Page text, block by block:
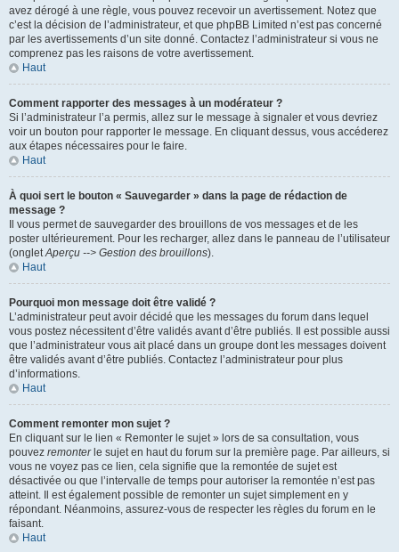
avez dérogé à une règle, vous pouvez recevoir un avertissement. Notez que
c’est la décision de l’administrateur, et que phpBB Limited n’est pas concerné
par les avertissements d’un site donné. Contactez l’administrateur si vous ne
comprenez pas les raisons de votre avertissement.
Haut
Comment rapporter des messages à un modérateur ?
Si l’administrateur l’a permis, allez sur le message à signaler et vous devriez
voir un bouton pour rapporter le message. En cliquant dessus, vous accéderez
aux étapes nécessaires pour le faire.
Haut
À quoi sert le bouton « Sauvegarder » dans la page de rédaction de
message ?
Il vous permet de sauvegarder des brouillons de vos messages et de les
poster ultérieurement. Pour les recharger, allez dans le panneau de l’utilisateur
(ongletAperçu --> Gestion des brouillons).
Haut
Pourquoi mon message doit être validé ?
L’administrateur peut avoir décidé que les messages du forum dans lequel
vous postez nécessitent d’être validés avant d’être publiés. Il est possible aussi
que l’administrateur vous ait placé dans un groupe dont les messages doivent
être validés avant d’être publiés. Contactez l’administrateur pour plus
d’informations.
Haut
Comment remonter mon sujet ?
En cliquant sur le lien « Remonter le sujet » lors de sa consultation, vous
pouvez remonterle sujet en haut du forum sur la première page. Par ailleurs, si
vous ne voyez pas ce lien, cela signifie que la remontée de sujet est
désactivée ou que l’intervalle de temps pour autoriser la remontée n’est pas
atteint. Il est également possible de remonter un sujet simplement en y
répondant. Néanmoins, assurez-vous de respecter les règles du forum en le
faisant.
Haut